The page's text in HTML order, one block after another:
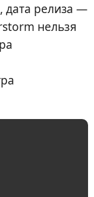
дата релиза —
нельзя